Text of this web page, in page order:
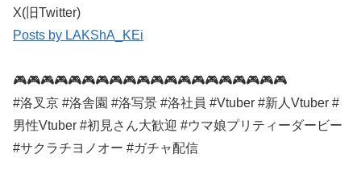
X(旧Twitter)
Posts by LAKShA_KEi
🎮🎮🎮🎮🎮🎮🎮🎮🎮🎮🎮🎮🎮🎮🎮🎮🎮🎮🎮🎮
#洛叉京 #洛舎園 #洛写景 #洛社員 #Vtuber #新人Vtuber #
男性Vtuber #初見さん大歓迎 #ウマ娘プリティーダービー
#サクラチヨノオー #ガチャ配信